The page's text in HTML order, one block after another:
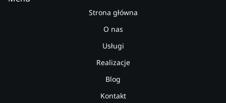
Strona główna
O nas
Usługi
Realizacje
Blog
Kontakt